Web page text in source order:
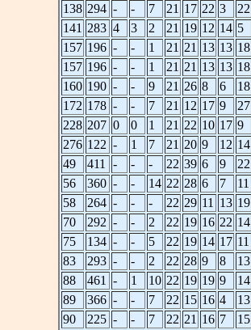
138 294 - - 7 21 17 22 3 22
141 283 4 3 2 21 19 12 14 5
157 196 - - 1 21 21 13 13 18
157 196 - - 1 21 21 13 13 18
160 190 - - 9 21 26 8 6 18
172 178 - - 7 21 12 17 9 27
228 207 0 0 1 21 22 10 17 9
276 122 - 1 7 21 20 9 12 14
49
411 - - - 22 39 6 9 22
56
360 - - 14 22 28 6 7 11
58
264 - - - 22 29 11 13 19
70
292 - - 2 22 19 16 22 14
75
134 - - 5 22 19 14 17 11
83
293 - - 2 22 28 9 8 13
88
461 - 1 10 22 19 19 9 14
89
366 - - 7 22 15 16 4 13
90
225 - - 7 22 21 16 7 15